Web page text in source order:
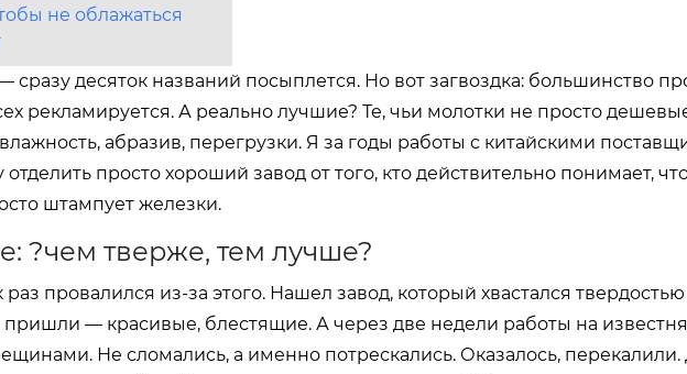
не облажаться
десяток названий посыплется. Но вот загвоздка: большинство
рекламируется. А реально лучшие? Те, чьи молотки не просто
абразив, перегрузки. Я за годы работы с китайскими
просто хороший завод от того, кто действительно понимает,
штампует железки.
?чем тверже, тем лучше?
провалился из-за этого. Нашел завод, который хвастался
пришли — красивые, блестящие. А через две недели работы на
Не сломались, а именно потрескались. Оказалось, перекалили.